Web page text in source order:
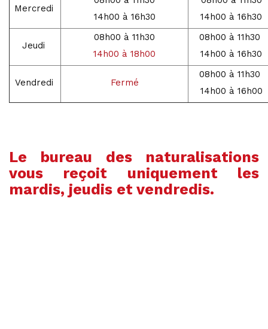
Mercredi
14h00 à 16h30
14h00 à 16h30
Jeudi
08h00 à 11h30
14h00 à 18h00
08h00 à 11h30
14h00 à 16h30
Vendredi Fermé
08h00 à 11h30
14h00 à 16h00
Le bureau des naturalisations
vous reçoit uniquement les
mardis, jeudis et vendredis.